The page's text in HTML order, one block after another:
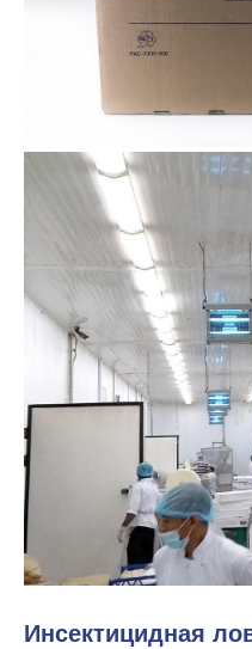
Инсектицидная